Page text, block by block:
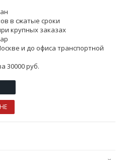
в сжатые сроки
крупных заказах
и до офиса транспортной
30000 руб.